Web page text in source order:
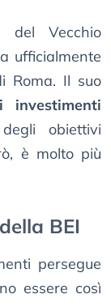
del Vecchio
ufficialmente
Roma. Il suo
investimenti
obiettivi
è molto più
BEI
persegue
essere così